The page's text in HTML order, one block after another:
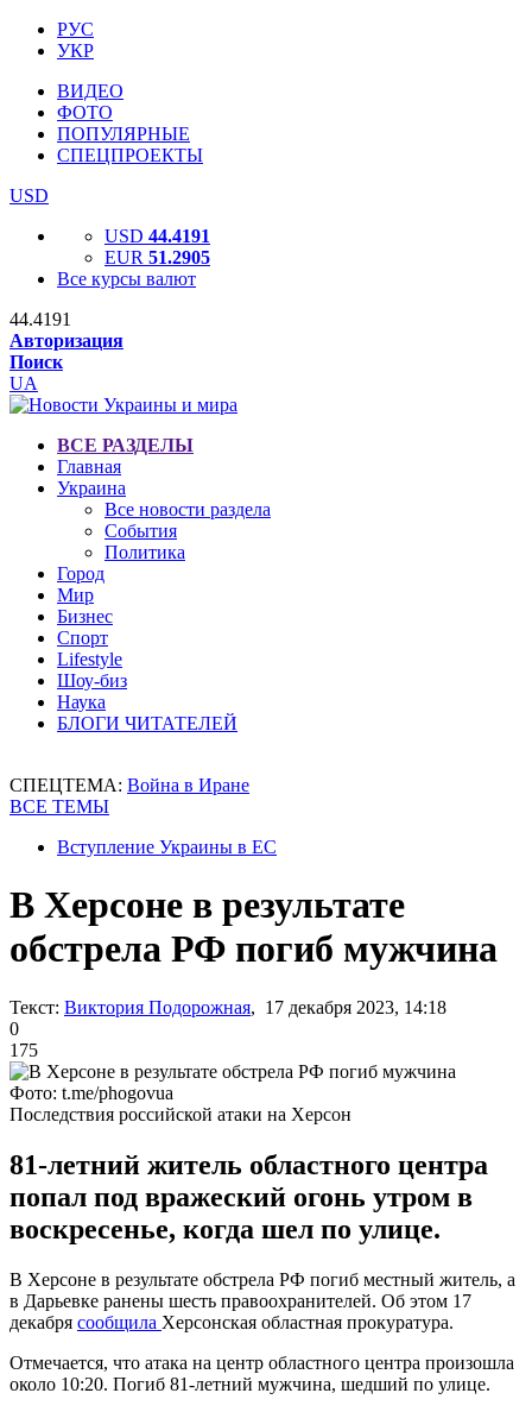
РУС
УКР
ВИДЕО
ФОТО
ПОПУЛЯРНЫЕ
СПЕЦПРОЕКТЫ
USD
USD 44.4191
EUR 51.2905
Все курсы валют
44.4191
Авторизация
Поиск
UA
ВСЕ РАЗДЕЛЫ
Главная
Украина
Все новости раздела
События
Политика
Город
Мир
Бизнес
Спорт
Lifestyle
Шоу-биз
Наука
БЛОГИ ЧИТАТЕЛЕЙ
СПЕЦТЕМА: Война в Иране
ВСЕ ТЕМЫ
Вступление Украины в ЕС
В Херсоне в результате
обстрела РФ погиб мужчина
Текст: Виктория Подорожная, 17 декабря 2023, 14:18
0
175
Фото: t.me/phogovua
Последствия российской атаки на Херсон
81-летний житель областного центра
попал под вражеский огонь утром в
воскресенье, когда шел по улице.
В Херсоне в результате обстрела РФ погиб местный житель, а
в Дарьевке ранены шесть правоохранителей. Об этом 17
декабря сообщила Херсонская областная прокуратура.
Отмечается, что атака на центр областного центра произошла
около 10:20. Погиб 81-летний мужчина, шедший по улице.